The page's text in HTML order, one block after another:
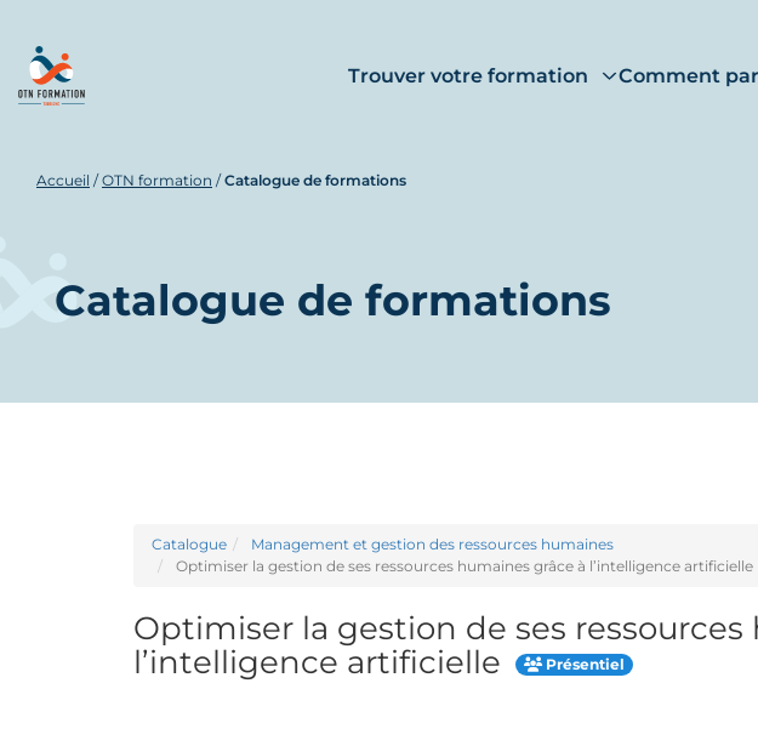
Trouver votre formation Comment
Accueil /OTN formation /Catalogue de formations
Catalogue de formations
Catalogue
Management et gestion des ressources humaines
Optimiser la gestion de ses ressources humaines grâce à l’intelligence artificielle
Optimiser la gestion de ses ressources
l’intelligence artificielle
Présentiel